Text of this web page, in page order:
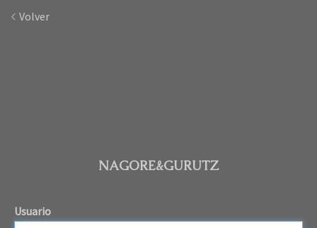
Volver
NAGORE&GURUTZ
Usuario